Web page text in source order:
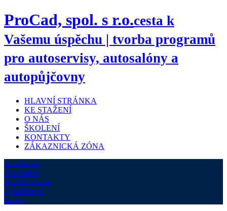
ProCad, spol. s r.o.cesta k
Vašemu úspěchu | tvorba programů
pro autoservisy, autosalóny a
autopůjčovny
HLAVNÍ STRÁNKA
KE STAŽENÍ
O NÁS
ŠKOLENÍ
KONTAKTY
ZÁKAZNICKÁ ZÓNA
AutoServis
AutoSalon
AutoPůjčovna
CykloServis
Eshop